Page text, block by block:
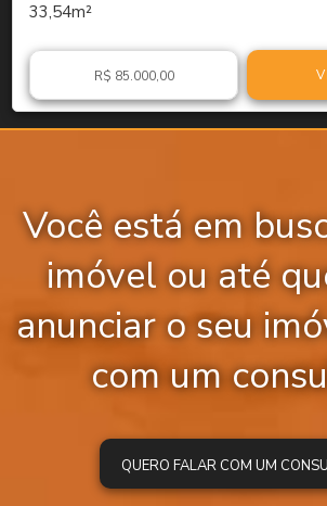
33,54m²
R$ 85.000,00
Você está em
imóvel ou até
anunciar o seu
com um
QUERO FALAR COM UM